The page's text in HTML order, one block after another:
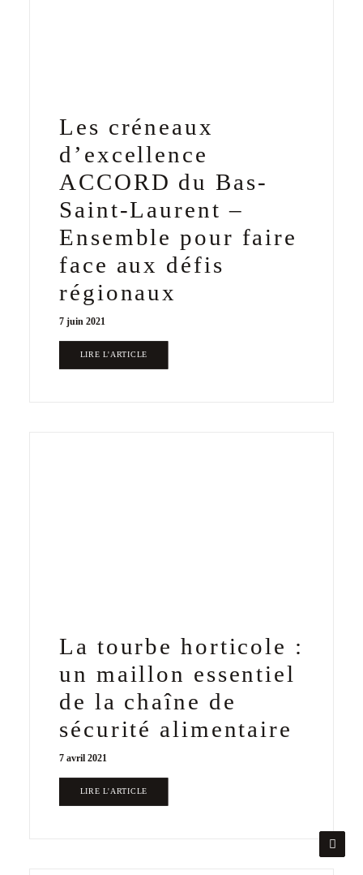
Les créneaux
d’excellence
ACCORD du Bas-
Saint-Laurent –
Ensemble pour faire
face aux défis
régionaux
7 juin 2021
LIRE L'ARTICLE
La tourbe horticole :
un maillon essentiel
de la chaîne de
sécurité alimentaire
7 avril 2021
LIRE L'ARTICLE